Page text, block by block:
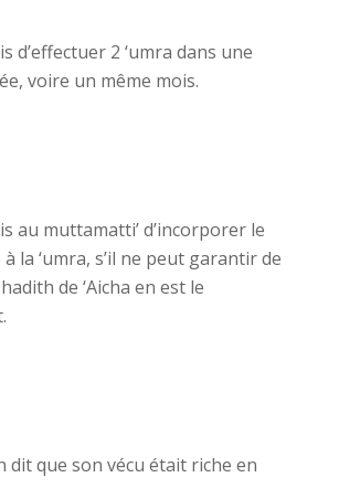
d’effectuer 2 ‘umra dans une
voire un même mois.
au muttamatti’ d’incorporer le
la ‘umra, s’il ne peut garantir de
de ‘Aicha en est le
dit que son vécu était riche en